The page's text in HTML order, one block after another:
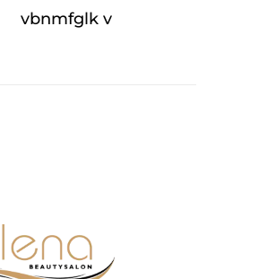
vbnmfglk v